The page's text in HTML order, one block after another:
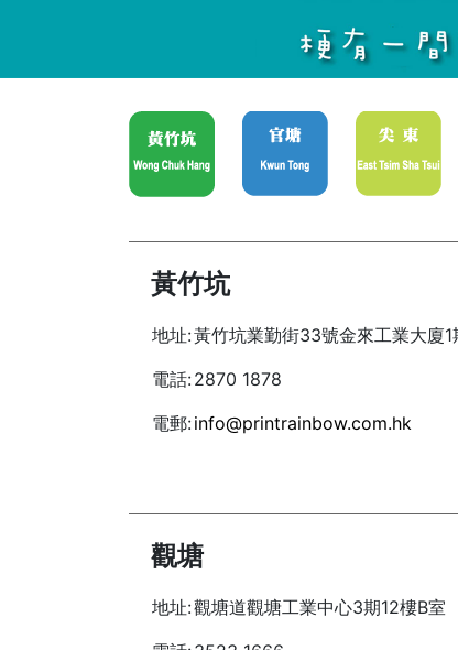
黃竹坑
地址:黃竹坑業勤街33號金來工業大廈
電話:2870 1878
電郵:info@printrainbow.com.hk
觀塘
地址:觀塘道觀塘工業中心3期12樓B室